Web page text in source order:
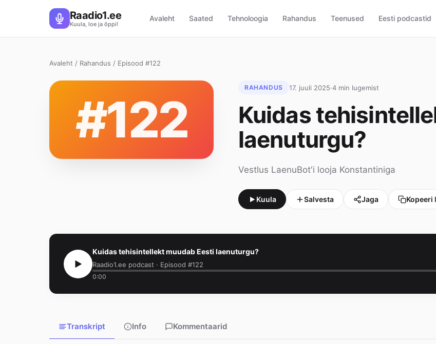
Raadio1.ee
Kuula, loe ja õppi!
Avaleht Saated Tehnoloogia Rahandus Teenused Eesti podcastid
Avaleht / Rahandus / Episood #122
#122
RAHANDUS 17. juuli 2025·4 min lugemist
Kuidas
laenuturgu?
Vestlus LaenuBot'i looja Konstantiniga
Kuula Salvesta Jaga Kopeeri
Kuidas tehisintellekt muudab Eesti laenuturgu?
Raadio1.ee podcast · Episood #122
0:00
Transkript Info Kommentaarid